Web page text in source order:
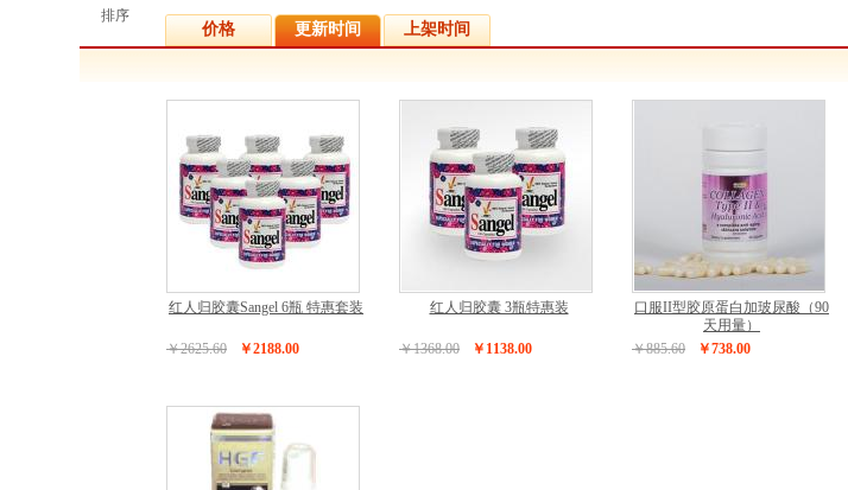
排序
价格 更新时间 上架时间
红人归胶囊Sangel 6瓶 特惠套装
￥2625.60 ￥2188.00
红人归胶囊 3瓶特惠装
￥1368.00 ￥1138.00
口服II型胶原蛋白加玻尿酸（90
天用量）
￥885.60
￥738.00